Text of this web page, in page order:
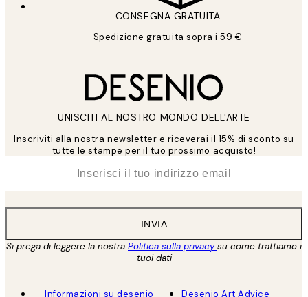
CONSEGNA GRATUITA
Spedizione gratuita sopra i 59 €
UNISCITI AL NOSTRO MONDO DELL'ARTE
Inscriviti alla nostra newsletter e riceverai il 15% di sconto su
tutte le stampe per il tuo prossimo acquisto!
INVIA
Si prega di leggere la nostra Politica sulla privacysu come trattiamo i
tuoi dati
Informazioni su desenio
Desenio Art Advice